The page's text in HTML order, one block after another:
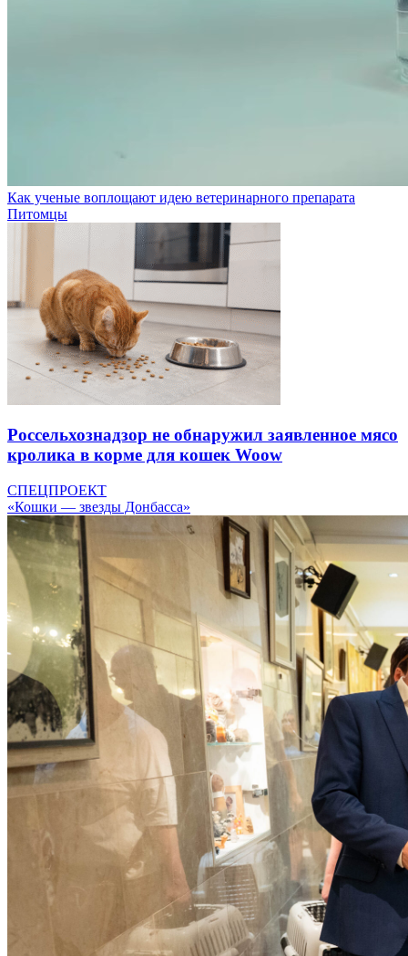
Как ученые воплощают идею ветеринарного препарата
Питомцы
Россельхознадзор не обнаружил заявленное мясо
кролика в корме для кошек Woow
СПЕЦПРОЕКТ
«Кошки — звезды Донбасса»